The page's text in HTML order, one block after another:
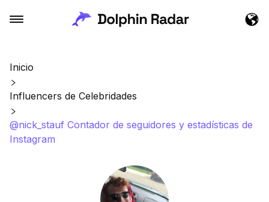
Inicio
Influencers de Celebridades
@nick_stauf Contador de seguidores y estadísticas de
Instagram